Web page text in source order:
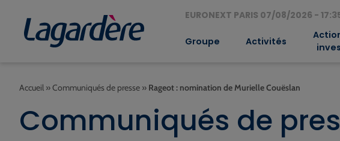
EURONEXT PARIS 07/08/2026 -
Groupe Activités
Accueil »Communiqués de presse » Rageot : nomination de Murielle Couëslan
Communiqués de